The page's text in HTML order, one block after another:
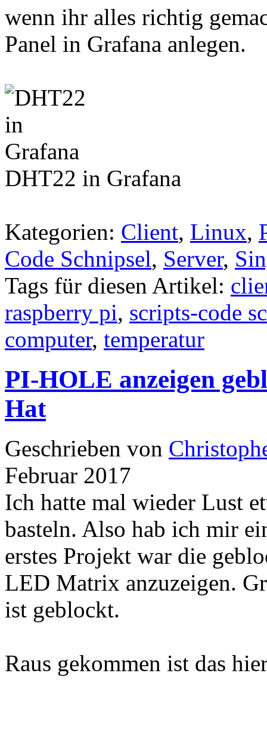
wenn ihr alles richtig
Panel in Grafana anlegen.
DHT22 in Grafana
Kategorien: Client, Linux,
Code Schnipsel, Server,
Tags für diesen Artikel:
raspberry pi, scripts-code
computer, temperatur
PI-HOLE anzeigen
Hat
Geschrieben von
Februar 2017
Ich hatte mal wieder Lust
basteln. Also hab ich mir
erstes Projekt war die
LED Matrix anzuzeigen.
ist geblockt.
Raus gekommen ist das